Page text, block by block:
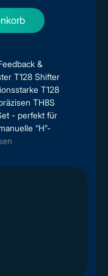
&
T128 Shifter
T128
TH8S
- perfekt für
“H”-